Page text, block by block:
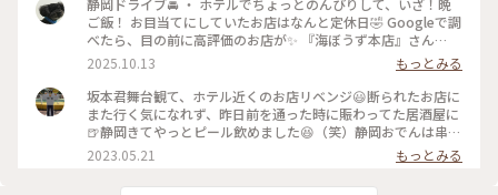
ご飯！ お目当てにしていたお店はなんと定休日🤣 Googleで調
べたら、目の前に高評価のお店が✨ 『海ぼうず本店』さん🐟
マグロに静岡おでん🍢、焼きそばに餃子🥟 ご飯🍚も頼んでモ
リモリ食べました😋 どれを食べても美味しい❣️静岡恐るべし❗️
・ #ことりっぷ #ことりっぷ静岡 #海ぼうず #写真を撮ってい
る場合ではない
2025.10.13
もっとみる
坂本君舞台観て、ホテル近くのお店リベンジ😃断られたお店に
また行く気になれず、昨日前を通った時に賑わってた居酒屋に
🍺静岡きてやっとピール飲めました😆（笑）静岡おでんは串に
刺さってるそうで、ねぎまは豚肉でびっくり🐷関西では鶏肉だ
し、店員の愛知出身のお姉ちゃんに聞いたら愛知もねぎまは豚
肉だって😅 #グルメ #私のことりっぷ旅
2023.05.21 もっとみる